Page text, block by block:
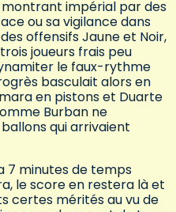
impérial par des
ou sa vigilance dans
offensifs Jaune et Noir,
joueurs frais peu
le faux-rythme
basculait alors en
en pistons et Duarte
Burban ne
qui arrivaient
7 minutes de temps
le score en restera là et
certes mérités au vu de